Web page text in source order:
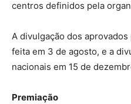
centros definidos pela
A divulgação dos
feita em 3 de agosto, e a
nacionais em 15 de
Premiação